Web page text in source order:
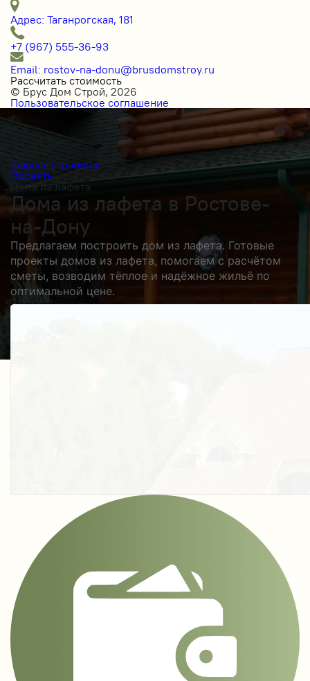
Адрес: Таганрогская, 181
+7 (967) 555-36-93
Email: rostov-na-donu@brusdomstroy.ru
Рассчитать стоимость
© Брус Дом Строй, 2026
Пользовательское соглашение
Главная страница
Проекты
Дома из лафета
Дома из лафета в Ростове-
на-Дону
Предлагаем построить дом из лафета. Готовые
проекты домов из лафета, помогаем с расчётом
сметы, возводим тёплое и надёжное жильё по
оптимальной цене.
Получить косультацию